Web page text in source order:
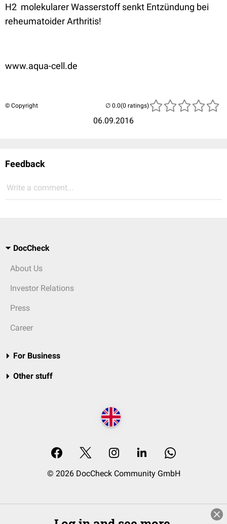
H2 molekularer Wasserstoff senkt Entzündung bei
reheumatoider Arthritis!
www.aqua-cell.de
© Copyright
06.09.2016
(0 ratings)
Feedback
Write a comment...
DocCheck
About Us
Investor Relations
Press
Career
For Business
Other stuff
© 2026 DocCheck Community GmbH